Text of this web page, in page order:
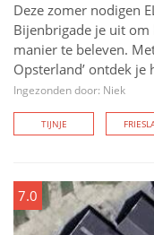
Deze zomer nodigen
Bijenbrigade je uit
manier te beleven.
Opsterland’ ontdek je
Ingezonden door: Niek
TIJNJE
7.0